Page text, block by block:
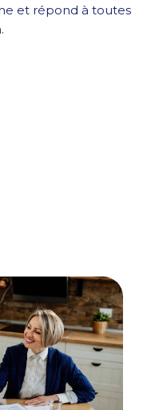
et répond à toutes